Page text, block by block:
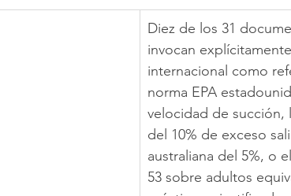
Diez de los 31
invocan
internacional como
norma EPA
velocidad de succión,
del 10% de exceso
australiana del 5%, o
53 sobre adultos